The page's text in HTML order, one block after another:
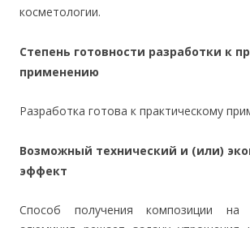
косметологии.
Степень готовности разработки к
применению
Разработка готова к практическому
Возможный технический и (или)
эффект
Способ получения композиции на